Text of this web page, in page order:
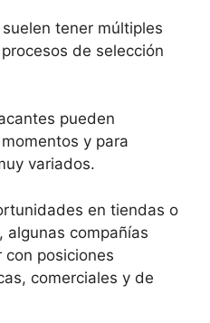
tener múltiples
de selección
pueden
y para
variados.
en tiendas o
compañías
posiciones
comerciales y de